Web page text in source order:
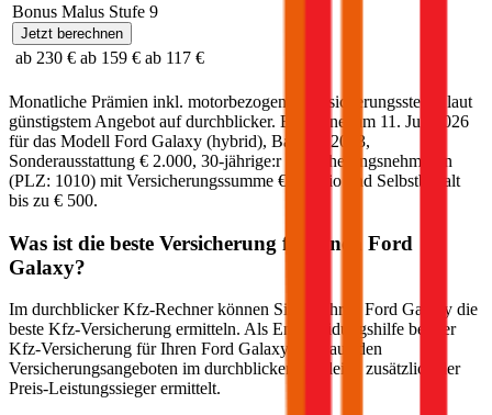
Bonus Malus Stufe 9
Jetzt berechnen
ab 230 € ab 159 € ab 117 €
Monatliche Prämien inkl. motorbezogener Versicherungssteuer laut
günstigstem Angebot auf durchblicker. Berechnet am 11. Juli 2026
für das Modell Ford Galaxy (hybrid), Baujahr 2023,
Sonderausstattung € 2.000, 30-jährige:rVersicherungsnehmer:in
(PLZ: 1010) mit Versicherungssumme € 20 Mio und Selbstbehalt
bis zu € 500.
Was ist die beste Versicherung für einen Ford
Galaxy?
Im durchblicker Kfz-Rechner können Sie für Ihren Ford Galaxy die
beste Kfz-Versicherung ermitteln. Als Entscheidungshilfe bei der
Kfz-Versicherung für Ihren Ford Galaxy wird aus den
Versicherungsangeboten im durchblicker Vergleich zusätzlich der
Preis-Leistungssieger ermittelt.